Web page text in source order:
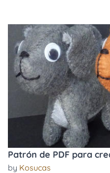
Patrón de PDF para
by Kosucas